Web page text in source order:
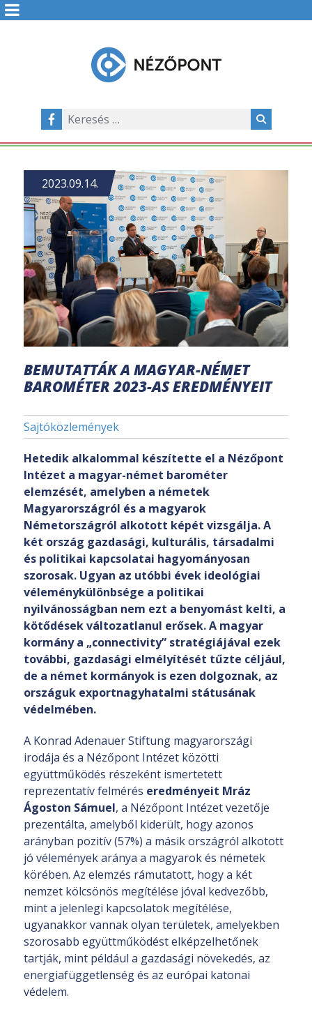
BEMUTATTÁK A MAGYAR-NÉMET
BAROMÉTER 2023-AS EREDMÉNYEIT
Sajtóközlemények
2023.09.14.
Hetedik alkalommal készítette el a Nézőpont
Intézet a magyar-német barométer
elemzését, amelyben a németek
Magyarországról és a magyarok
Németországról alkotott képét vizsgálja. A
két ország gazdasági, kulturális, társadalmi
és politikai kapcsolatai hagyományosan
szorosak. Ugyan az utóbbi évek ideológiai
véleménykülönbsége a politikai
nyilvánosságban nem ezt a benyomást kelti, a
kötődések változatlanul erősek. A magyar
kormány a „connectivity” stratégiájával ezek
további, gazdasági elmélyítését tűzte céljául,
de a német kormányok is ezen dolgoznak, az
országuk exportnagyhatalmi státusának
védelmében.
A Konrad Adenauer Stiftung magyarországi
irodája és a Nézőpont Intézet közötti
együttműködés részeként ismertetett
reprezentatív felmérés eredményeit Mráz
Ágoston Sámuel, a Nézőpont Intézet vezetője
prezentálta, amelyből kiderült, hogy azonos
arányban pozitív (57%) a másik országról alkotott
jó vélemények aránya a magyarok és németek
körében. Az elemzés rámutatott, hogy a két
nemzet kölcsönös megítélése jóval kedvezőbb,
mint a jelenlegi kapcsolatok megítélése,
ugyanakkor vannak olyan területek, amelyekben
szorosabb együttműködést elképzelhetőnek
tartják, mint például a gazdasági növekedés, az
energiafüggetlenség és az európai katonai
védelem.